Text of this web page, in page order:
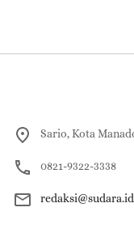
Sario, Kota
0821-9322-3338
redaksi@sudara.id